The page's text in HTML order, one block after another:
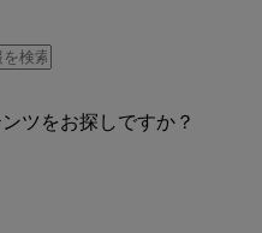
ツをお探しですか？